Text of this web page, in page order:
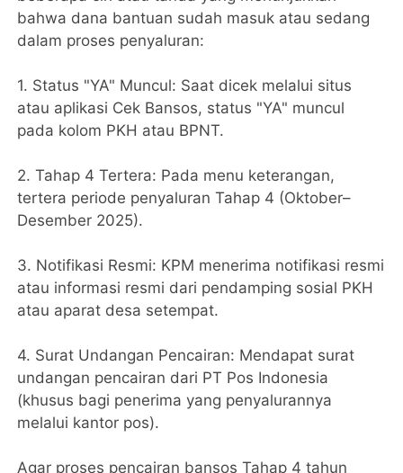
bahwa dana bantuan sudah masuk atau sedang
dalam proses penyaluran:
1. Status "YA" Muncul: Saat dicek melalui situs
atau aplikasi Cek Bansos, status "YA" muncul
pada kolom PKH atau BPNT.
2. Tahap 4 Tertera: Pada menu keterangan,
tertera periode penyaluran Tahap 4 (Oktober–
Desember 2025).
3. Notifikasi Resmi: KPM menerima notifikasi resmi
atau informasi resmi dari pendamping sosial PKH
atau aparat desa setempat.
4. Surat Undangan Pencairan: Mendapat surat
undangan pencairan dari PT Pos Indonesia
(khusus bagi penerima yang penyalurannya
melalui kantor pos).
Agar proses pencairan bansos Tahap 4 tahun